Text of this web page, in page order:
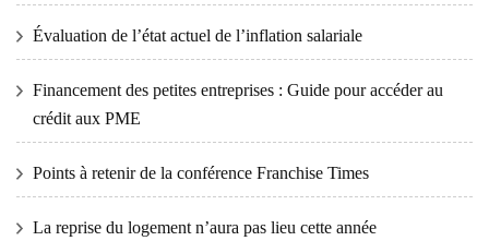
Évaluation de l’état actuel de l’inflation salariale
Financement des petites entreprises : Guide pour accéder au
crédit aux PME
Points à retenir de la conférence Franchise Times
La reprise du logement n’aura pas lieu cette année